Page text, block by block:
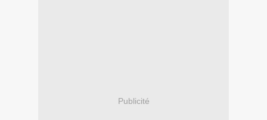
Publicité